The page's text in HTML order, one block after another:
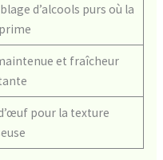
d’alcools purs où la
et fraîcheur
pour la texture